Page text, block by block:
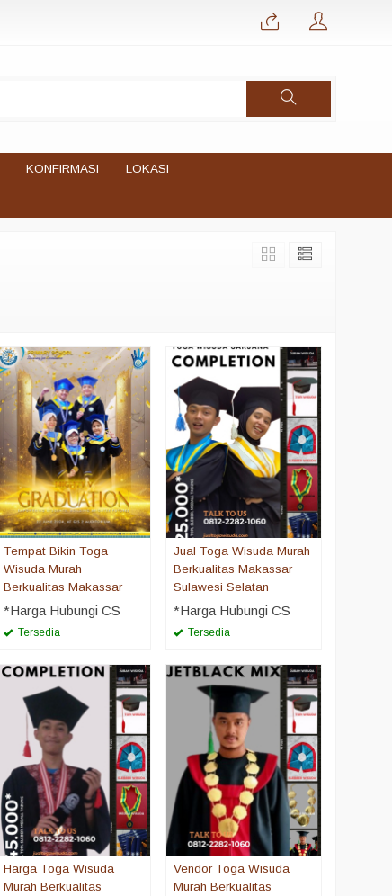
KONFIRMASI LOKASI
Tempat Bikin Toga
Wisuda Murah
Berkualitas Makassar
*Harga Hubungi CS
Tersedia
Jual Toga Wisuda Murah
Berkualitas Makassar
Sulawesi Selatan
*Harga Hubungi CS
Tersedia
Harga Toga Wisuda
Murah Berkualitas
Vendor Toga Wisuda
Murah Berkualitas